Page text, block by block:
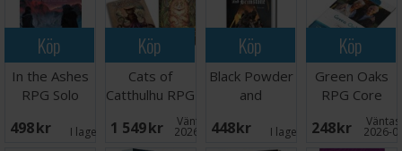
Köp
In the Ashes
RPG Solo
498 SEK I lager:
Köp
Cats of
Catthulhu RPG
1 549 SEK Väntas in:
2026-09-30
Köp
Black Powder
and
RPG Core
448 SEK I lager: 1
Köp
Green Oaks
RPG Core
Book
248 SEK 2026-